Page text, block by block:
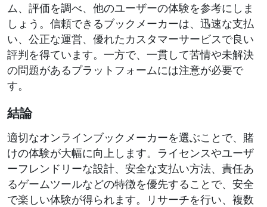
ム、評価を調べ、他のユーザーの体験を参考にしま
しょう。信頼できるブックメーカーは、迅速な支払
い、公正な運営、優れたカスタマーサービスで良い
評判を得ています。一方で、一貫して苦情や未解決
の問題があるプラットフォームには注意が必要で
す。
結論
適切なオンラインブックメーカーを選ぶことで、賭
けの体験が大幅に向上します。ライセンスやユーザ
ーフレンドリーな設計、安全な支払い方法、責任あ
るゲームツールなどの特徴を優先することで、安全
で楽しい体験が得られます。リサーチを行い、複数